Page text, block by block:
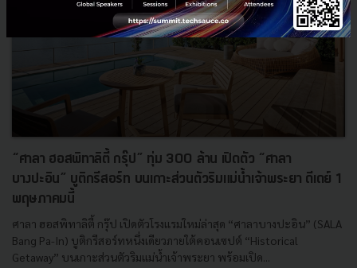
“ศาลา ฮอสพิทาลิตี้ กรุ๊ป” ทุ่ม 300 ล้าน เปิดตัว “ศาลา
บางปะอิน” บูติกรีสอร์ท บนเกาะส่วนตัวริมแม่น้ำเจ้าพระยา ดีเดย์ 1
พฤษภาคมนี้
ศาลา ฮอสพิทาลิตี้ กรุ๊ป เปิดตัวโรงแรมใหม่ล่าสุด “ศาลาบางปะอิน” (SALA
Bang Pa-In) บูติกรีสอร์ทหนึ่งเดียวภายใต้คอนเซปต์ “Historical
Getaway” บนเกาะส่วนตัวริมแม่น้ำเจ้าพระยา พร้อมเปิด...